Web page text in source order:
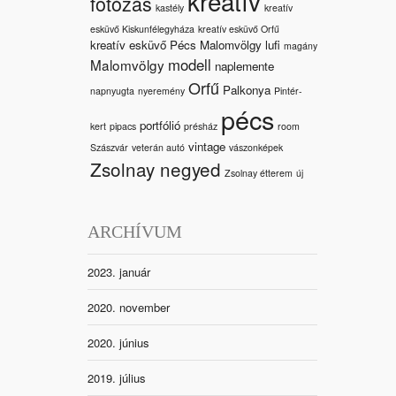
kastély
kreatív
esküvő Kiskunfélegyháza kreatív esküvő Orfű
kreatív esküvő Pécs Malomvölgy lufi magány
Malomvölgy modell naplemente
napnyugta nyeremény Orfű Palkonya Pintér-
kert pipacs portfólió présház pécs room
Szászvár veterán autó vintage vászonképek
Zsolnay negyed Zsolnay étterem új
ARCHÍVUM
2023. január
2020. november
2020. június
2019. július